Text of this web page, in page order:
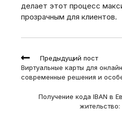
делает этот процесс
прозрачным для клиентов.
Read
more
articles
Предыдущий пост
Виртуальные карты для
современные решения и
Получение кода IBAN в